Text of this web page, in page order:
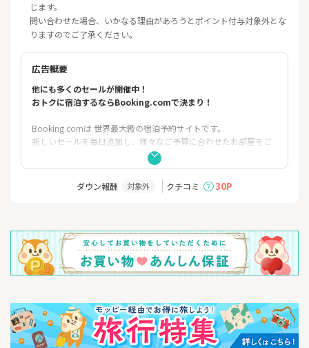
じます。
問い合わせた場合、いかなる理由があろうとポイント付与対象外とな
りますのでご了承ください。
広告概要
他にも多くのセールが開催中！
おトクに宿泊するならBooking.comで決まり！
Booking.comは 世界最大級の宿泊予約サイトです。
新しいセールを毎日追加し、様々なご予算に合わせたお部屋をご
予約手数料無料、最安値保証で賢く節約！
実際の宿泊者からのクチコミ数は7,770万件を超えています。
また、24時間年中無休で日本語の他41ヶ国語で対応しているので
サポート体制も万全
ダウン報酬 対象外 クチコミ 30P